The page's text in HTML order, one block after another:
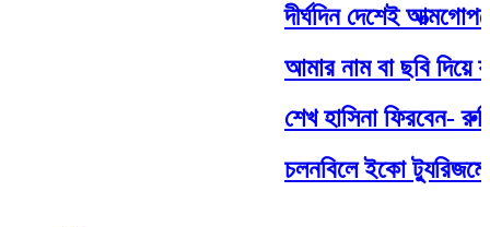
দীর্ঘদিন দেশেই
আমার নাম বা ছবি দিয়ে
শেখ হাসিনা ফিরবেন-
চলনবিলে ইকো ট্যুরিজমের